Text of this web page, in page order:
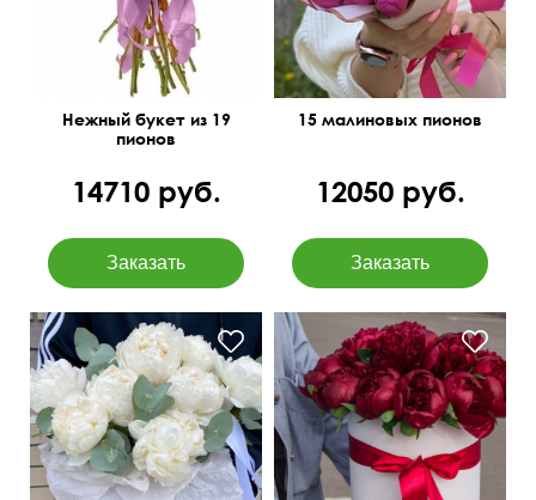
Нежный букет из 19
пионов
14710 руб.
15 малиновых пионов
12050 руб.
С добавлением эвкалипта
40 см
40 см